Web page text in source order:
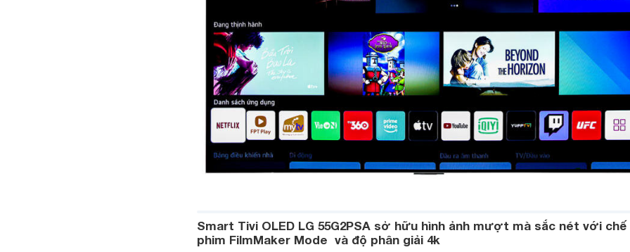
Smart Tivi OLED LG 55G2PSA sở hữu hình ảnh mượt mà sắc nét với chế
phim FilmMaker Mode và độ phân giải 4k